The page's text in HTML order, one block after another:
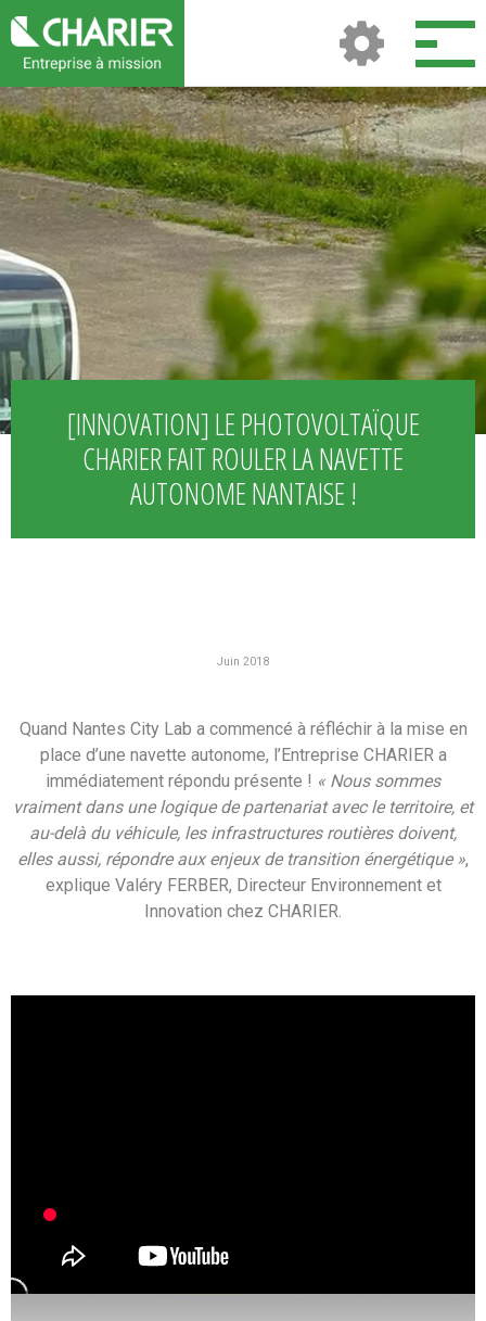
[INNOVATION] LE PHOTOVOLTAÏQUE
CHARIER FAIT ROULER LA NAVETTE
AUTONOME NANTAISE !
Juin 2018
Quand Nantes City Lab a commencé à réfléchir à la mise en
place d’une navette autonome, l’Entreprise CHARIER a
immédiatement répondu présente ! « Nous sommes
vraiment dans une logique de partenariat avec le territoire, et
au-delà du véhicule, les infrastructures routières doivent,
elles aussi, répondre aux enjeux de transition énergétique »,
explique Valéry FERBER, Directeur Environnement et
Innovation chez CHARIER.